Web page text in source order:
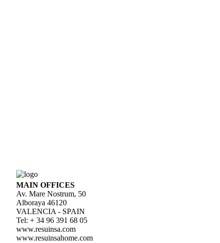
MAIN OFFICES
Av. Mare Nostrum, 50
Alboraya 46120
VALENCIA - SPAIN
Tel: + 34 96 391 68 05
www.resuinsa.com
www.resuinsahome.com